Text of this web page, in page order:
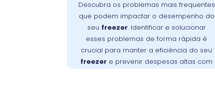
Descubra os problemas mais frequentes
que podem impactar o desempenho do
seu freezer. Identificar e solucionar
esses problemas de forma rápida é
crucial para manter a eficiência do seu
freezer e prevenir despesas altas com
essencial para manter a eficiência do seu
freezer e evitar altos custos com reparos
A
Wandertec
, no Xaxim, oferece
serviços especializados para
diagnosticar e corrigir esses problemas,
assegurando a durabilidade e o